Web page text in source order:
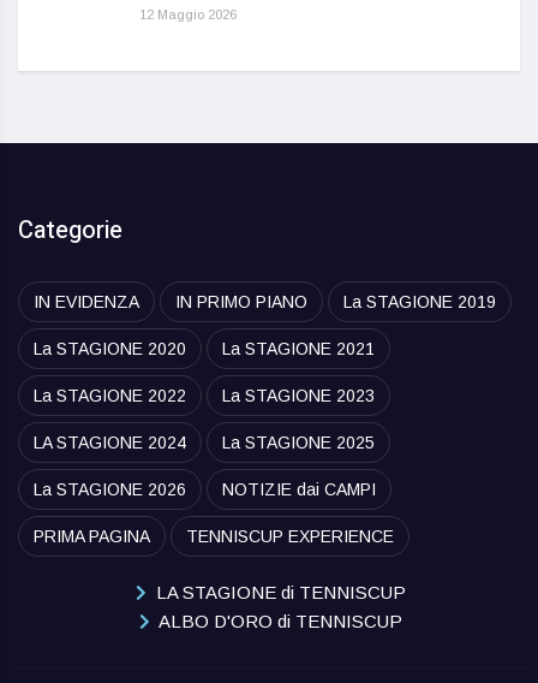
12 Maggio 2026
Categorie
IN EVIDENZA IN PRIMO PIANO La STAGIONE 2019
La STAGIONE 2020 La STAGIONE 2021
La STAGIONE 2022 La STAGIONE 2023
LA STAGIONE 2024 La STAGIONE 2025
La STAGIONE 2026 NOTIZIE dai CAMPI
PRIMA PAGINA TENNISCUP EXPERIENCE
LA STAGIONE di TENNISCUP
ALBO D'ORO di TENNISCUP